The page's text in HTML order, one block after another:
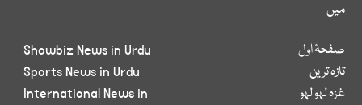
میں
صفحۂ اول
تازہ ترین
غزہ لہو لہو
Showbiz News in Urdu
Sports News in Urdu
International News in